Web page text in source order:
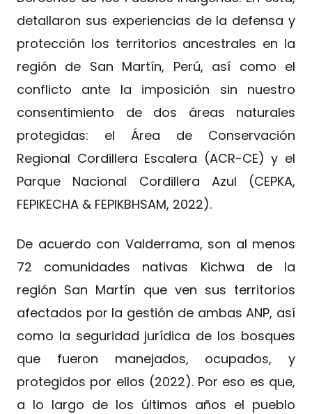
detallaron sus experiencias de la defensa y
protección los territorios ancestrales en la
región de San Martín, Perú, así como el
conflicto ante la imposición sin nuestro
consentimiento de dos áreas naturales
protegidas: el Área de Conservación
Regional Cordillera Escalera (ACR-CE) y el
Parque Nacional Cordillera Azul (CEPKA,
FEPIKECHA & FEPIKBHSAM, 2022).
De acuerdo con Valderrama, son al menos
72 comunidades nativas Kichwa de la
región San Martín que ven sus territorios
afectados por la gestión de ambas ANP, así
como la seguridad jurídica de los bosques
que fueron manejados, ocupados, y
protegidos por ellos (2022). Por eso es que,
a lo largo de los últimos años el pueblo